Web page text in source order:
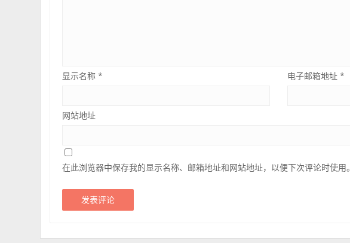
显示名称* 电子邮箱地址 *
网站地址
在此浏览器中保存我的显示名称、邮箱地址和网站地址，以便下次评论时使用。